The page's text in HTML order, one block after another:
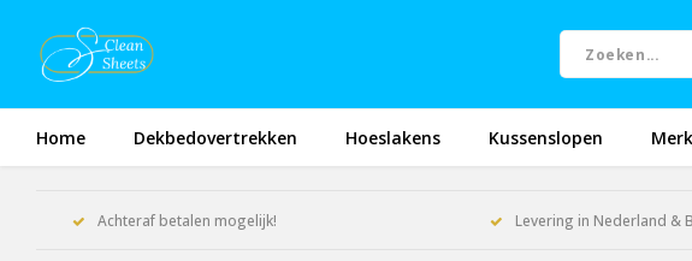
Home Dekbedovertrekken Hoeslakens Kussenslopen
Achteraf betalen mogelijk! Levering in Nederland &